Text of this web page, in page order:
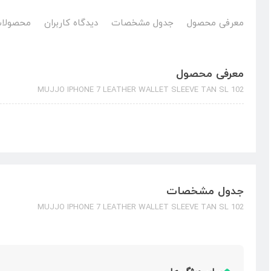
معرفی محصول جدول مشخصات دیدگاه کاربران
معرفی محصول
MUJJO IPHONE 7 LEATHER WALLET SLEEVE TAN SL 102
جدول مشخصات
MUJJO IPHONE 7 LEATHER WALLET SLEEVE TAN SL 102